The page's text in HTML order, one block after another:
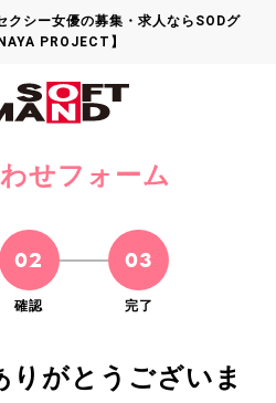
クシー女優の募集・求人ならSODグ
PROJECT】
せフォーム
02
確認
03
完了
りがとうございま